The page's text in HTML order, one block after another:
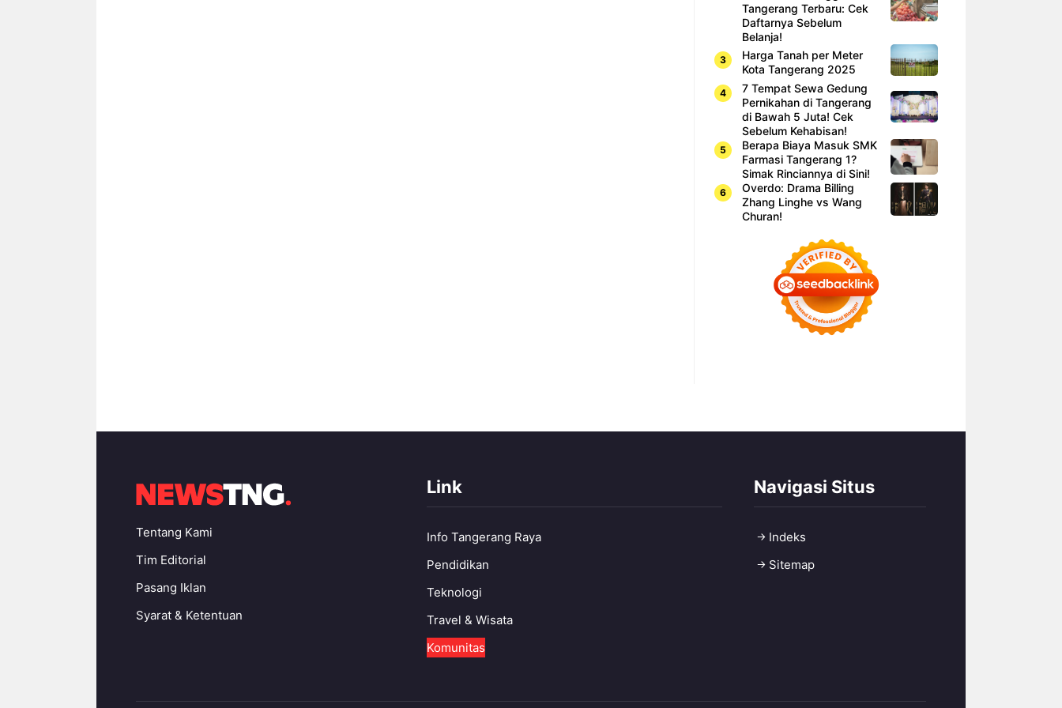
Tangerang Terbaru: Cek
Daftarnya Sebelum
Belanja!
Harga Tanah per Meter
Kota Tangerang 2025
7 Tempat Sewa Gedung
Pernikahan di Tangerang
di Bawah 5 Juta! Cek
Sebelum Kehabisan!
Berapa Biaya Masuk SMK
Farmasi Tangerang 1?
Simak Rinciannya di Sini!
Overdo: Drama Billing
Zhang Linghe vs Wang
Churan!
Tentang Kami
Tim Editorial
Pasang Iklan
Syarat & Ketentuan
Link
Info Tangerang Raya
Pendidikan
Teknologi
Travel & Wisata
Komunitas
Navigasi Situs
Indeks
Sitemap